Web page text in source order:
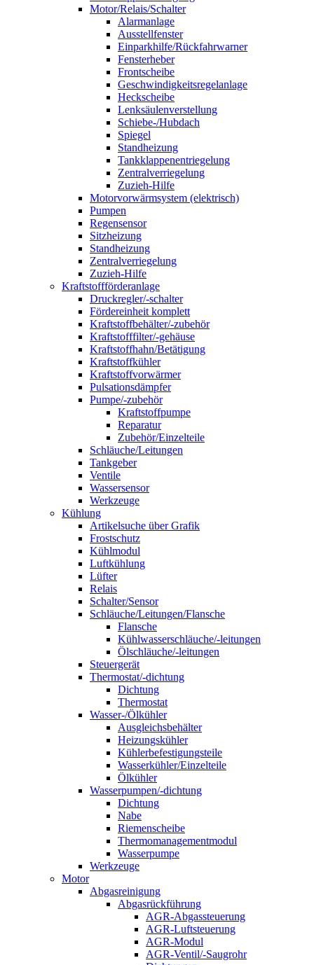
Motor/Relais/Schalter
Alarmanlage
Ausstellfenster
Einparkhilfe/Rückfahrwarner
Fensterheber
Frontscheibe
Geschwindigkeitsregelanlage
Heckscheibe
Lenksäulenverstellung
Schiebe-/Hubdach
Spiegel
Standheizung
Tankklappenentriegelung
Zentralverriegelung
Zuzieh-Hilfe
Motorvorwärmsystem (elektrisch)
Pumpen
Regensensor
Sitzheizung
Standheizung
Zentralverriegelung
Zuzieh-Hilfe
Kraftstoffförderanlage
Druckregler/-schalter
Fördereinheit komplett
Kraftstoffbehälter/-zubehör
Kraftstofffilter/-gehäuse
Kraftstoffhahn/Betätigung
Kraftstoffkühler
Kraftstoffvorwärmer
Pulsationsdämpfer
Pumpe/-zubehör
Kraftstoffpumpe
Reparatur
Zubehör/Einzelteile
Schläuche/Leitungen
Tankgeber
Ventile
Wassersensor
Werkzeuge
Kühlung
Artikelsuche über Grafik
Frostschutz
Kühlmodul
Luftkühlung
Lüfter
Relais
Schalter/Sensor
Schläuche/Leitungen/Flansche
Flansche
Kühlwasserschläuche/-leitungen
Ölschläuche/-leitungen
Steuergerät
Thermostat/-dichtung
Dichtung
Thermostat
Wasser-/Ölkühler
Ausgleichsbehälter
Heizungskühler
Kühlerbefestigungsteile
Wasserkühler/Einzelteile
Ölkühler
Wasserpumpen/-dichtung
Dichtung
Nabe
Riemenscheibe
Thermomanagementmodul
Wasserpumpe
Werkzeuge
Motor
Abgasreinigung
Abgasrückführung
AGR-Abgassteuerung
AGR-Luftsteuerung
AGR-Modul
AGR-Ventil/-Saugrohr